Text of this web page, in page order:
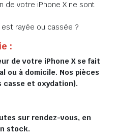
de votre iPhone X ne sont
rayée ou cassée ?
:
de votre iPhone X se fait
ou à domicile. Nos pièces
casse et oxydation).
sur rendez-vous, en
stock.